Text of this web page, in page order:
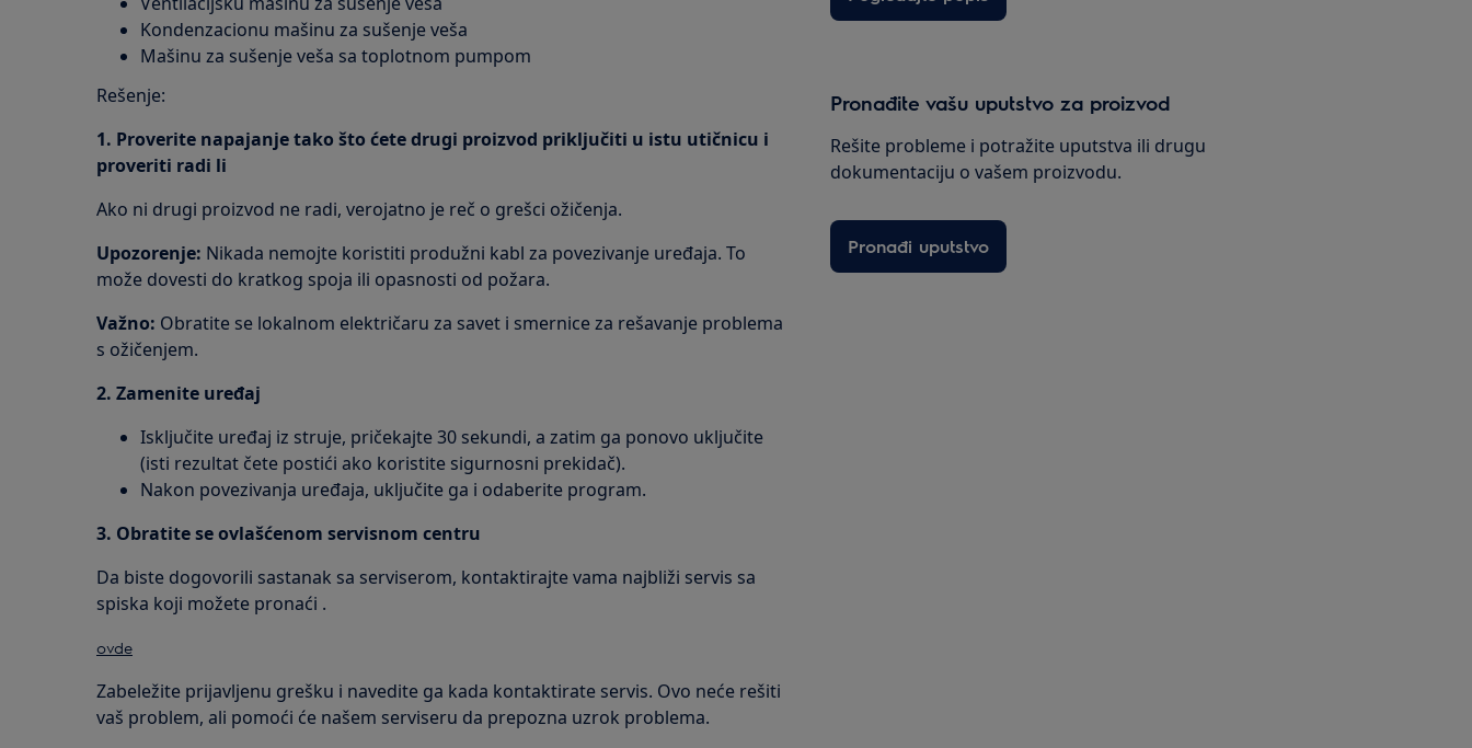
Kondenzacionu mašinu za sušenje veša
Mašinu za sušenje veša sa toplotnom pumpom
Rešenje:
1. Proverite napajanje tako što ćete drugi proizvod priključiti u istu utičnicu i
proveriti radi li
Ako ni drugi proizvod ne radi, verojatno je reč o grešci ožičenja.
Upozorenje: Nikada nemojte koristiti produžni kabl za povezivanje uređaja. To
može dovesti do kratkog spoja ili opasnosti od požara.
Važno: Obratite se lokalnom električaru za savet i smernice za rešavanje problema
s ožičenjem.
2. Zamenite uređaj
Isključite uređaj iz struje, pričekajte 30 sekundi, a zatim ga ponovo uključite
(isti rezultat čete postići ako koristite sigurnosni prekidač).
Nakon povezivanja uređaja, uključite ga i odaberite program.
3. Obratite se ovlašćenom servisnom centru
Da biste dogovorili sastanak sa serviserom, kontaktirajte vama najbliži servis sa
spiska koji možete pronaći .
ovde
Zabeležite prijavljenu grešku i navedite ga kada kontaktirate servis. Ovo neće rešiti
vaš problem, ali pomoći će našem serviseru da prepozna uzrok problema.
Pronađite vašu uputstvo za proizvod
Rešite probleme i potražite uputstva ili drugu
dokumentaciju o vašem proizvodu.
Pronađi uputstvo